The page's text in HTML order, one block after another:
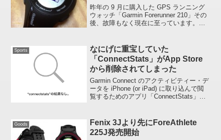
昨年の 9 月に購入した GPS ランニング
ウォッチ「Garmin Forerunner 210」その
後、故障もなく現在に至っています。す
いたりします :mu-n: 約...
Sports
なにげに重宝していた
「ConnectStats」がApp Store
から削除されてしまった
Garmin Connect のアクティビティー・デ
ータを iPhone (or iPad) に取り込んで閲
覧するためのアプリ「ConnectStats」の
リ...
Goods
Fenix 3Jより先にForeAthlete
225J発売開始